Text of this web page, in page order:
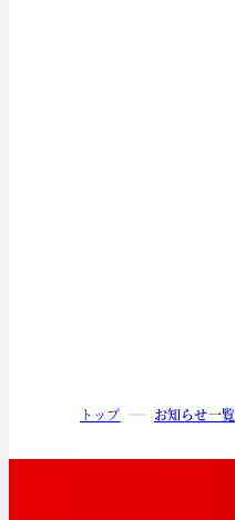
トップ お知らせ一覧